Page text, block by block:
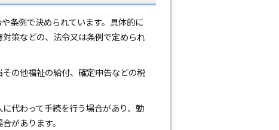
条例で決められています。具体的に
策などの、法令又は条例で定められ
の他福祉の給付、確定申告などの税
代わって手続を行う場合があり、勤
があります。